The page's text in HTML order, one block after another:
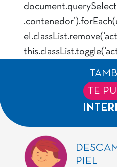
TE
PIEL